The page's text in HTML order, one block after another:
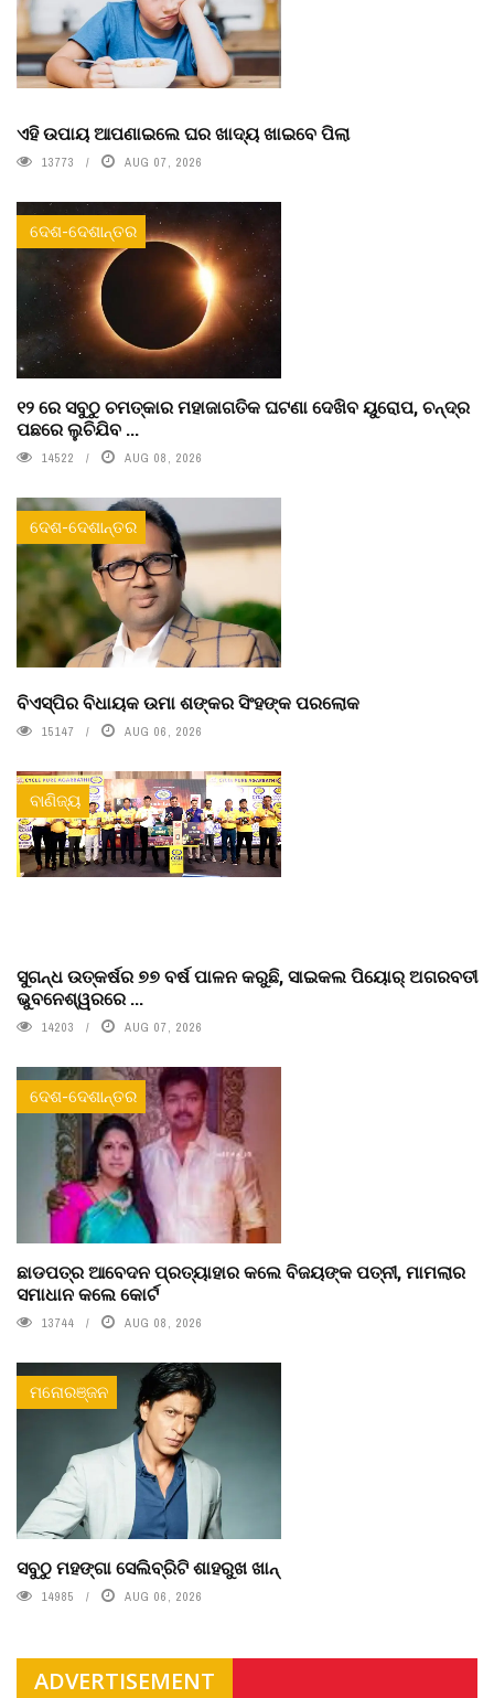
ଏହି ଉପାୟ ଆପଣାଇଲେ ଘର ଖାଦ୍ୟ ଖାଇବେ ପିଲା
13773 AUG 07, 2026
ଦେଶ-ଦେଶାନ୍ତର
୧୨ ରେ ସବୁଠୁ ଚମତ୍କାର ମହାଜାଗତିକ ଘଟଣା ଦେଖିବ ୟୁରୋପ, ଚନ୍ଦ୍ର
ପଛରେ ଲୁଚିଯିବ ...
14522 AUG 08, 2026
ଦେଶ-ଦେଶାନ୍ତର
ବିଏସ୍‌ପିର ବିଧାୟକ ଉମା ଶଙ୍କର ସିଂହଙ୍କ ପରଲୋକ
15147 AUG 06, 2026
ବାଣିଜ୍ୟ
ସୁଗନ୍ଧ ଉତ୍କର୍ଷର ୭୭ ବର୍ଷ ପାଳନ କରୁଛି, ସାଇକଲ ପିୟୋର୍‌ ଅଗରବତୀ
ଭୁବନେଶ୍ୱରରେ ...
14203 AUG 07, 2026
ଦେଶ-ଦେଶାନ୍ତର
ଛାଡପତ୍ର ଆବେଦନ ପ୍ରତ୍ୟାହାର କଲେ ବିଜୟଙ୍କ ପତ୍ନୀ, ମାମଲାର
ସମାଧାନ କଲେ କୋର୍ଟ
13744 AUG 08, 2026
ମନୋରଞ୍ଜନ
ସବୁଠୁ ମହଙ୍ଗା ସେଲିବ୍ରିଟି ଶାହରୁଖ ଖାନ୍
14985 AUG 06, 2026
ADVERTISEMENT